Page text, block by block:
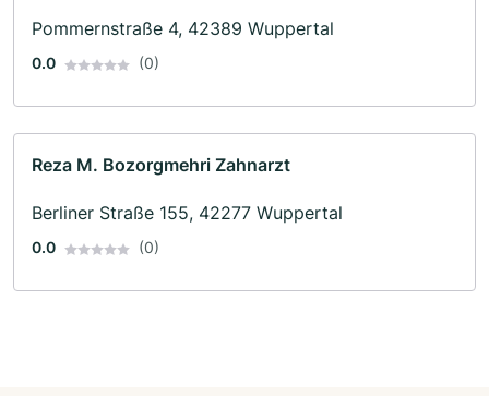
Pommernstraße 4, 42389 Wuppertal
0.0 (0)
Reza M. Bozorgmehri Zahnarzt
Berliner Straße 155, 42277 Wuppertal
0.0 (0)